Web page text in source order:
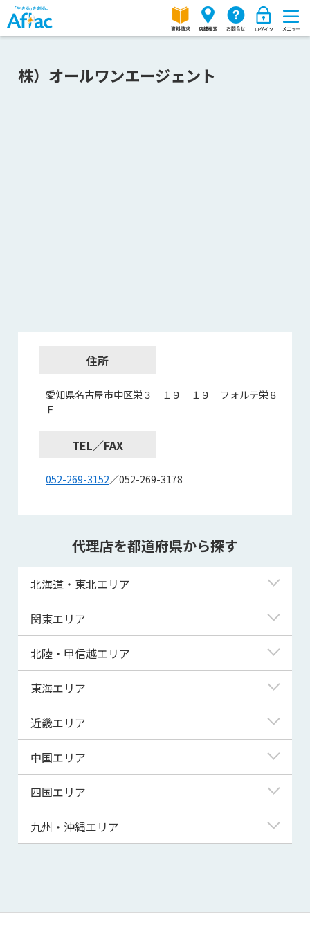
株）オールワンエージェント
住所
愛知県名古屋市中区栄３－１９－１９ フォルテ栄８
Ｆ
TEL／FAX
052-269-3152／052-269-3178
代理店を都道府県から探す
北海道・東北エリア
北海道
青森県
宮城県
秋田県
山形県
関東エリア
東京都
神奈川県
埼玉県
千葉県
茨城県
群馬県
北陸・甲信越エリア
新潟県
富山県
福井県
山梨県
長野県
東海エリア
岐阜県
静岡県
三重県
近畿エリア
滋賀県
京都府
大阪府
兵庫県
和歌山県
中国エリア
鳥取県
島根県
山口県
四国エリア
徳島県
高知県
九州・沖縄エリア